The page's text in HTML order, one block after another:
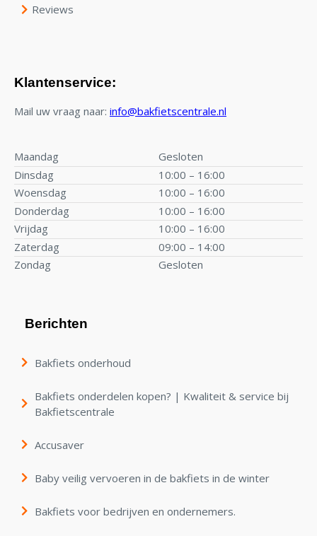
Reviews
Klantenservice:
Mail uw vraag naar: info@bakfietscentrale.nl
Maandag
Gesloten
Dinsdag
10:00 – 16:00
Woensdag
10:00 – 16:00
Donderdag
10:00 – 16:00
Vrijdag
10:00 – 16:00
Zaterdag
09:00 – 14:00
Zondag
Gesloten
Berichten
Bakfiets onderhoud
Bakfiets onderdelen kopen? | Kwaliteit & service bij
Bakfietscentrale
Accusaver
Baby veilig vervoeren in de bakfiets in de winter
Bakfiets voor bedrijven en ondernemers.